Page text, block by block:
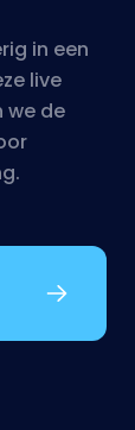
in een
live
we de